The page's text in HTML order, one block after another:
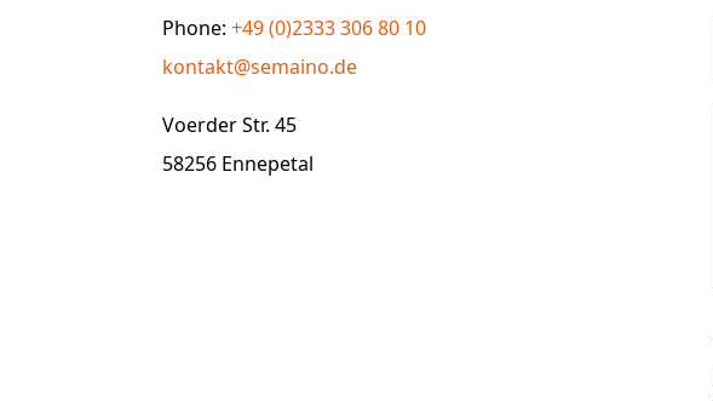
Phone: ­+49 (0)2333 306 80 10
kontakt@semaino.de
Voerder Str. 45
58256 Ennepetal